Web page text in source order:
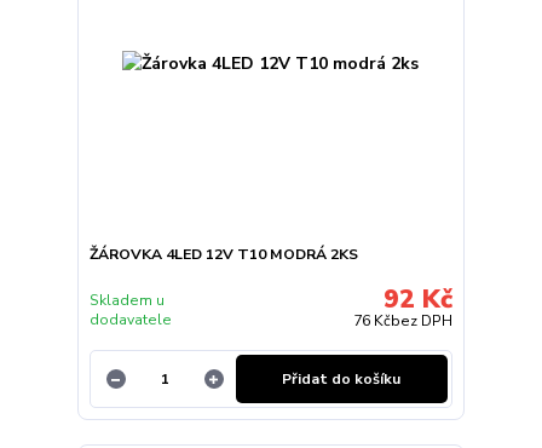
ŽÁROVKA 4LED 12V T10 MODRÁ 2KS
92 Kč
76 Kčbez DPH
Skladem u
dodavatele
Přidat do košíku